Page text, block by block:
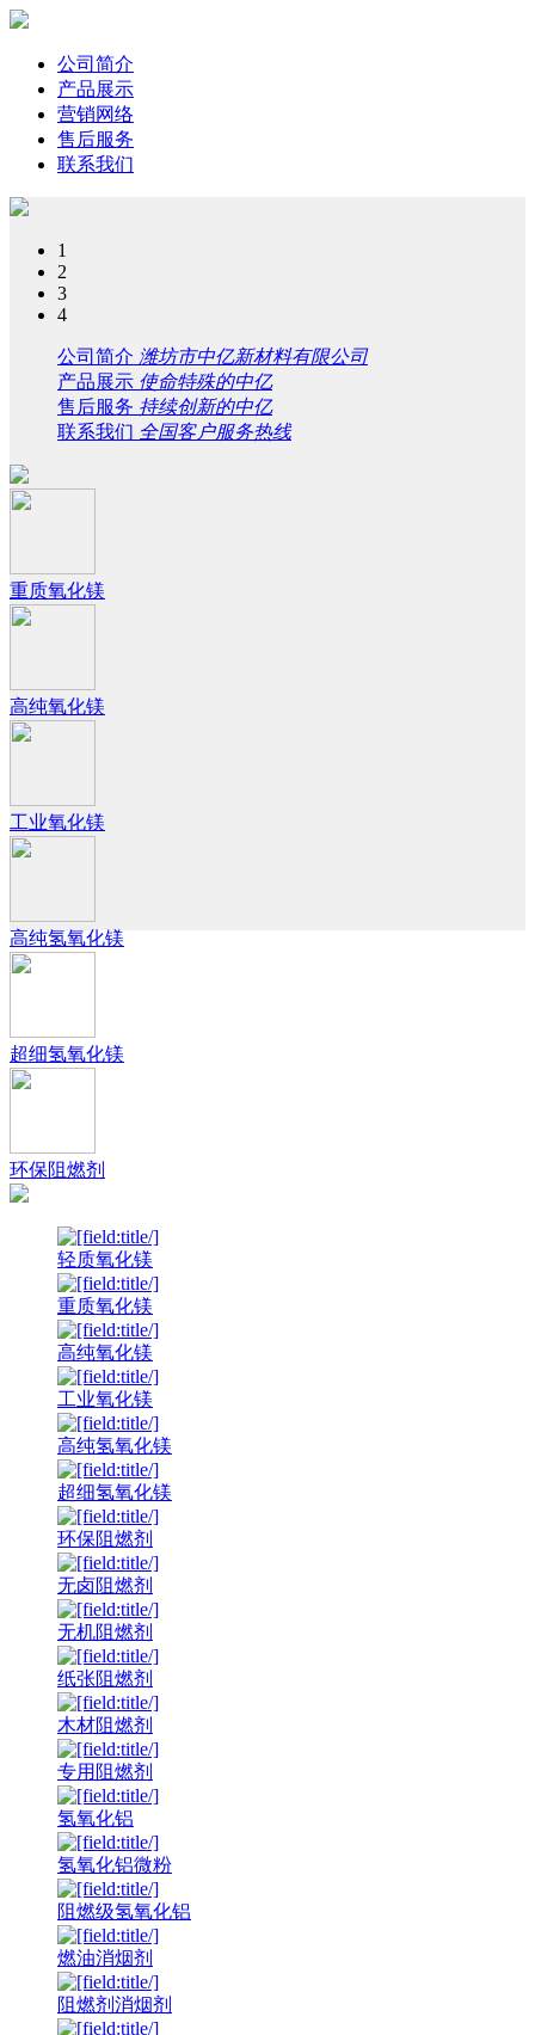
公司简介
产品展示
营销网络
售后服务
联系我们
1
2
3
4
公司简介 潍坊市中亿新材料有限公司
产品展示 使命特殊的中亿
售后服务 持续创新的中亿
联系我们 全国客户服务热线
重质氧化镁
高纯氧化镁
工业氧化镁
高纯氢氧化镁
超细氢氧化镁
环保阻燃剂
轻质氧化镁
重质氧化镁
高纯氧化镁
工业氧化镁
高纯氢氧化镁
超细氢氧化镁
环保阻燃剂
无卤阻燃剂
无机阻燃剂
纸张阻燃剂
木材阻燃剂
专用阻燃剂
氢氧化铝
氢氧化铝微粉
阻燃级氢氧化铝
燃油消烟剂
阻燃剂消烟剂